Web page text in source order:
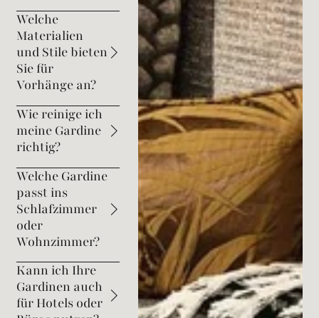
Welche
Materialien
und Stile bieten
Sie für
Vorhänge an?
Wie reinige ich
meine Gardine
richtig?
Welche Gardine
passt ins
Schlafzimmer
oder
Wohnzimmer?
Kann ich Ihre
Gardinen auch
für Hotels oder